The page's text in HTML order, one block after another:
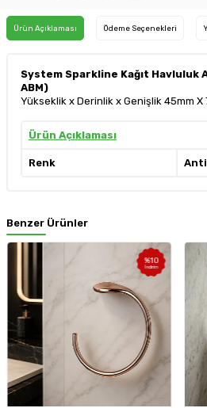
Ürün Açıklaması Ödeme Seçenekleri
System Sparkline Kağıt Havluluk
ABM)
Yükseklik x Derinlik x Genişlik 45mm X
Ürün Açıklaması
Renk
Benzer Ürünler
%10
İndirim